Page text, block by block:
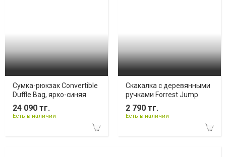
Сумка-рюкзак Convertible
Duffle Bag, ярко-синяя
24 090 тг.
Есть в наличии
Скакалка с деревянными
ручками Forrest Jump
2 790 тг.
Есть в наличии